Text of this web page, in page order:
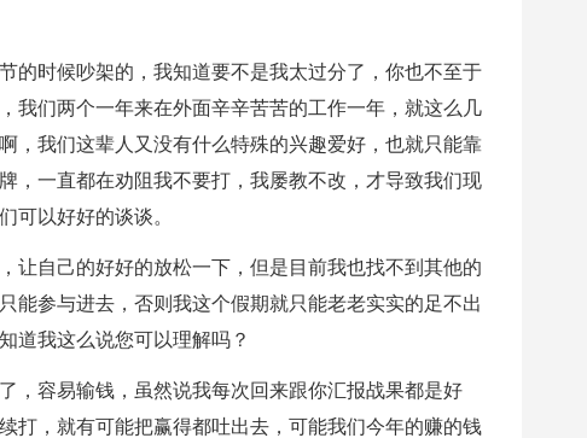
的时候吵架的，我知道要不是我太过分了，你也不至于
我们两个一年来在外面辛辛苦苦的工作一年，就这么几
，我们这辈人又没有什么特殊的兴趣爱好，也就只能靠
，一直都在劝阻我不要打，我屡教不改，才导致我们现
可以好好的谈谈。
让自己的好好的放松一下，但是目前我也找不到其他的
能参与进去，否则我这个假期就只能老老实实的足不出
道我这么说您可以理解吗？
，容易输钱，虽然说我每次回来跟你汇报战果都是好
打，就有可能把赢得都吐出去，可能我们今年的赚的钱